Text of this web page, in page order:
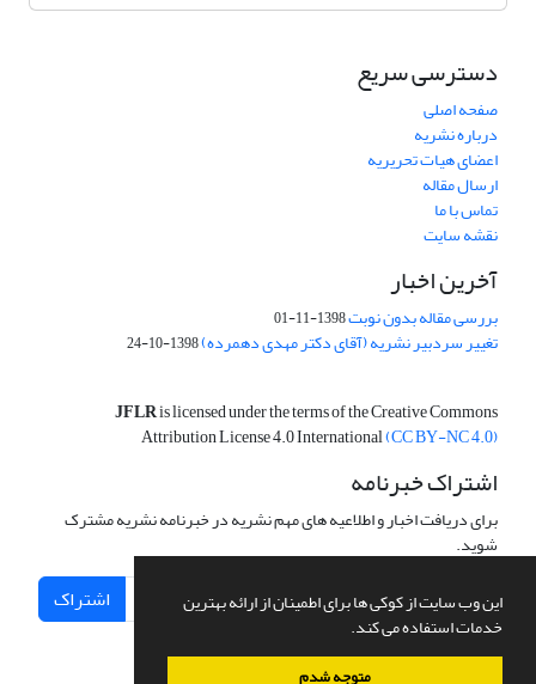
این وب سایت از کوکی ها برای اطمینان از ارائه بهترین
خدمات استفاده می کند.
متوجه شدم
دسترسی سریع
صفحه اصلی
درباره نشریه
اعضای هیات تحریریه
ارسال مقاله
تماس با ما
نقشه سایت
آخرین اخبار
بررسی مقاله بدون نوبت1398-11-01
تغییر سردبیر نشریه (آقای دکتر مهدی دهمرده)1398-10-24
JFLRis licensed under the terms of the Creative Commons
Attribution License 4.0 International(CC BY-NC 4.0)
اشتراک خبرنامه
برای دریافت اخبار و اطلاعیه های مهم نشریه در خبرنامه نشریه مشترک
شوید.
اشتراک